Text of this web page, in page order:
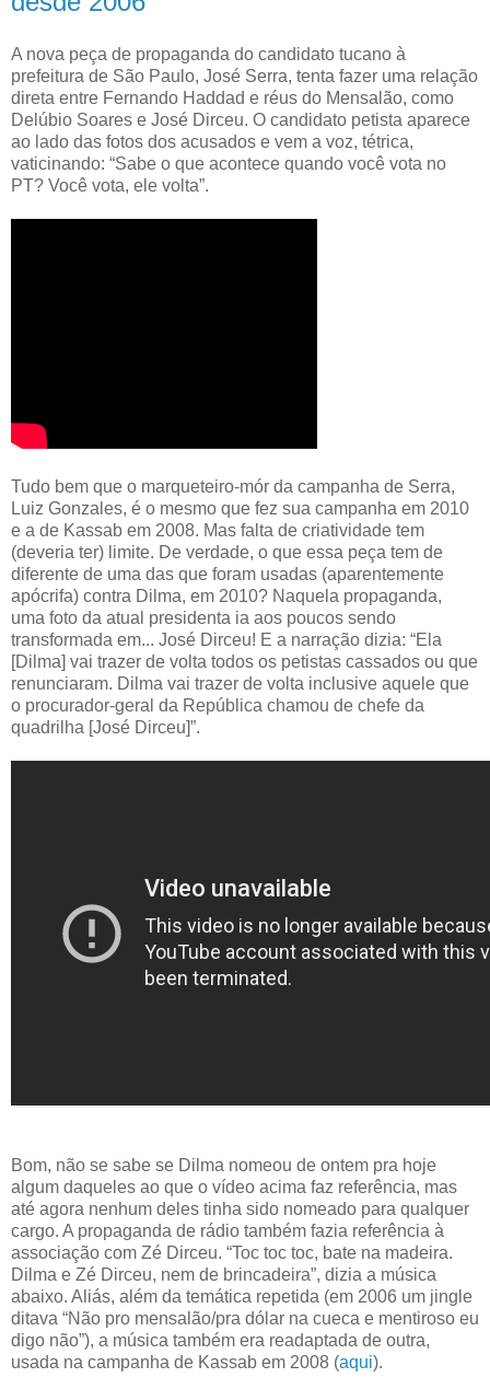
A nova peça de propaganda do candidato tucano à
prefeitura de São Paulo, José Serra, tenta fazer uma relação
direta entre Fernando Haddad e réus do Mensalão, como
Delúbio Soares e José Dirceu. O candidato petista aparece
ao lado das fotos dos acusados e vem a voz, tétrica,
vaticinando: “Sabe o que acontece quando você vota no
PT? Você vota, ele volta”.
Tudo bem que o marqueteiro-mór da campanha de Serra,
Luiz Gonzales, é o mesmo que fez sua campanha em 2010
e a de Kassab em 2008. Mas falta de criatividade tem
(deveria ter) limite. De verdade, o que essa peça tem de
diferente de uma das que foram usadas (aparentemente
apócrifa) contra Dilma, em 2010? Naquela propaganda,
uma foto da atual presidenta ia aos poucos sendo
transformada em... José Dirceu! E a narração dizia: “Ela
[Dilma] vai trazer de volta todos os petistas cassados ou que
renunciaram. Dilma vai trazer de volta inclusive aquele que
o procurador-geral da República chamou de chefe da
quadrilha [José Dirceu]”.
Bom, não se sabe se Dilma nomeou de ontem pra hoje
algum daqueles ao que o vídeo acima faz referência, mas
até agora nenhum deles tinha sido nomeado para qualquer
cargo. A propaganda de rádio também fazia referência à
associação com Zé Dirceu. “Toc toc toc, bate na madeira.
Dilma e Zé Dirceu, nem de brincadeira”, dizia a música
abaixo. Aliás, além da temática repetida (em 2006 um jingle
ditava “Não pro mensalão/pra dólar na cueca e mentiroso eu
digo não”), a música também era readaptada de outra,
usada na campanha de Kassab em 2008 (aqui).